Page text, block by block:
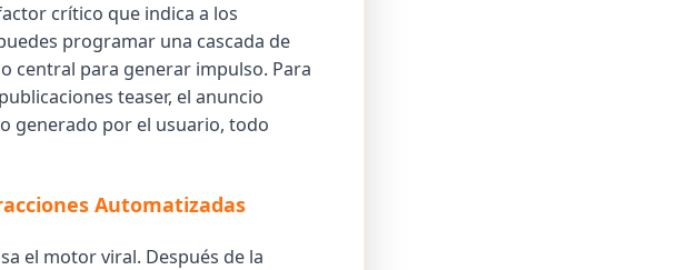
crítico que indica a los
programar una cascada de
central para generar impulso. Para
teaser, el anuncio
generado por el usuario, todo
Automatizadas
el motor viral. Después de la